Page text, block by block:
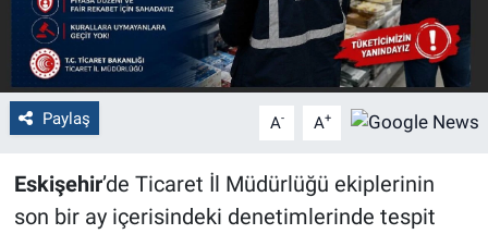
Paylaş A- A+
Eskişehir’de Ticaret İl Müdürlüğü ekiplerinin
son bir ay içerisindeki denetimlerinde tespit
Genel
Çevre
Magazin